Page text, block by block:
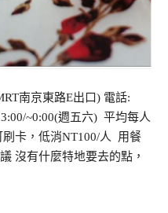
南京東路E出口) 電話:
~0:00(週五六) 平均每人
刷卡，低消NT100/人 用餐
沒有什麼特地要去的點，